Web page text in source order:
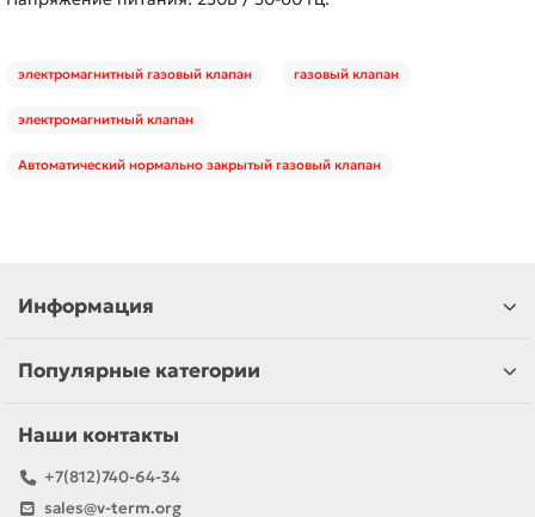
электромагнитный газовый клапан газовый клапан
электромагнитный клапан
Автоматический нормально закрытый газовый клапан
Информация
Популярные категории
Наши контакты
+7(812)740-64-34
sales@v-term.org